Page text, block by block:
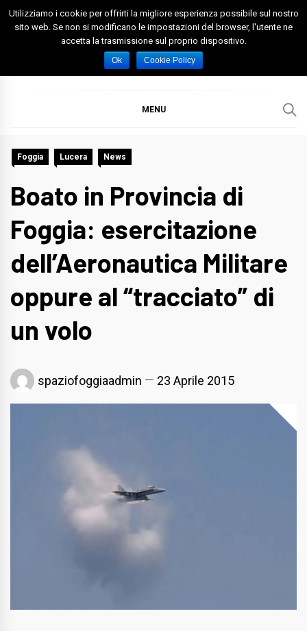
Skip
Spazio Foggia
Foggia News Calcio Eventi e Attività nella Capitanata
MENU
Foggia Lucera News
Boato in Provincia di
Foggia: esercitazione
dell’Aeronautica Militare
oppure al “tracciato” di
un volo
spaziofoggiaadmin 23 Aprile 2015
Utilizziamo i cookie per offrirti la migliore esperienza possibile sul nostro
sito web. Se non si modificano le impostazioni del browser, l'utente ne
accetta la trasmissione sul proprio dispositivo.
Ok Cookie Policy